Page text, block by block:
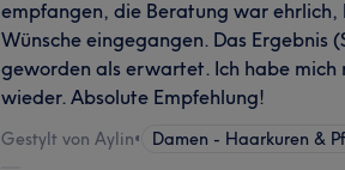
empfangen, die Beratung war
Wünsche eingegangen. Das Ergebnis
geworden als erwartet. Ich habe
wieder. Absolute Empfehlung!
Gestylt von Aylin• Damen - Haarkuren &